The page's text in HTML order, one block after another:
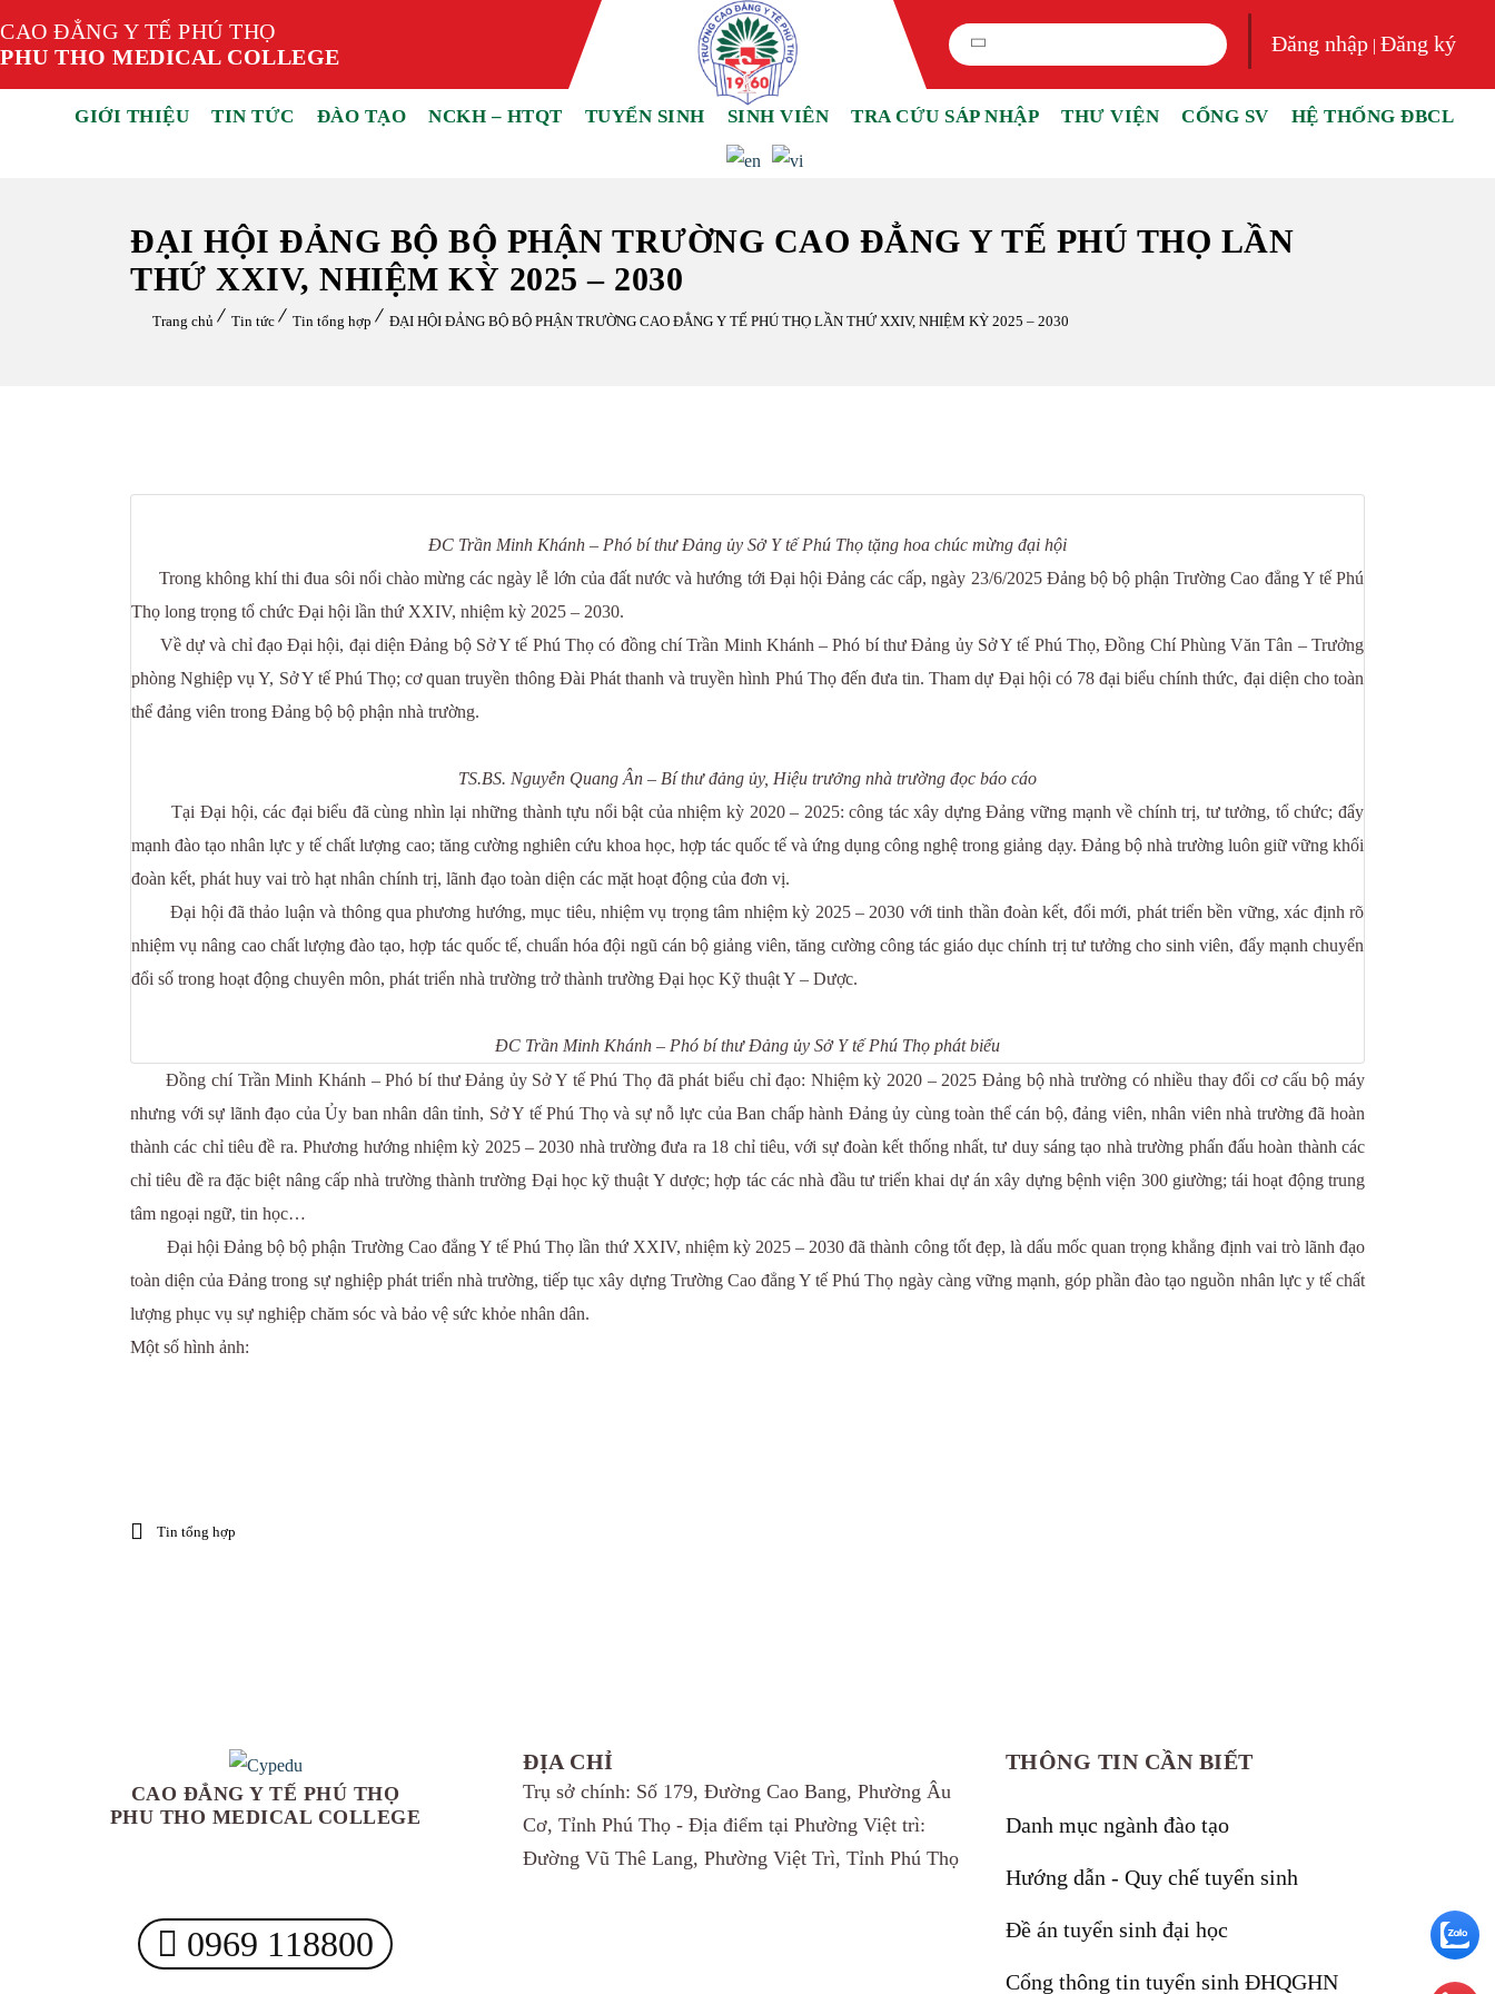
CAO ĐẲNG Y TẾ PHÚ THỌ
PHU THO MEDICAL COLLEGE
Đăng nhập |Đăng ký
GIỚI THIỆU TIN TỨC ĐÀO TẠO NCKH – HTQT TUYỂN SINH SINH VIÊN TRA CỨU SÁP NHẬP THƯ VIỆN CỔNG SV HỆ THỐNG ĐBCL
ĐẠI HỘI ĐẢNG BỘ BỘ PHẬN TRƯỜNG CAO ĐẲNG Y TẾ PHÚ THỌ LẦN
THỨ XXIV, NHIỆM KỲ 2025 – 2030
Trang chủ Tin tức Tin tổng hợp ĐẠI HỘI ĐẢNG BỘ BỘ PHẬN TRƯỜNG CAO ĐẲNG Y TẾ PHÚ THỌ LẦN THỨ XXIV, NHIỆM KỲ 2025 – 2030
ĐC Trần Minh Khánh – Phó bí thư Đảng ủy Sở Y tế Phú Thọ tặng hoa chúc mừng đại hội
Trong không khí thi đua sôi nổi chào mừng các ngày lễ lớn của đất nước và hướng tới Đại hội Đảng các cấp, ngày 23/6/2025 Đảng bộ bộ phận Trường Cao đẳng Y tế Phú
Thọ long trọng tổ chức Đại hội lần thứ XXIV, nhiệm kỳ 2025 – 2030.
Về dự và chỉ đạo Đại hội, đại diện Đảng bộ Sở Y tế Phú Thọ có đồng chí Trần Minh Khánh – Phó bí thư Đảng ủy Sở Y tế Phú Thọ, Đồng Chí Phùng Văn Tân – Trưởng
phòng Nghiệp vụ Y, Sở Y tế Phú Thọ; cơ quan truyền thông Đài Phát thanh và truyền hình Phú Thọ đến đưa tin. Tham dự Đại hội có 78 đại biểu chính thức, đại diện cho toàn
thể đảng viên trong Đảng bộ bộ phận nhà trường.
TS.BS. Nguyễn Quang Ân – Bí thư đảng ủy, Hiệu trưởng nhà trường đọc báo cáo
Tại Đại hội, các đại biểu đã cùng nhìn lại những thành tựu nổi bật của nhiệm kỳ 2020 – 2025: công tác xây dựng Đảng vững mạnh về chính trị, tư tưởng, tổ chức; đẩy
mạnh đào tạo nhân lực y tế chất lượng cao; tăng cường nghiên cứu khoa học, hợp tác quốc tế và ứng dụng công nghệ trong giảng dạy. Đảng bộ nhà trường luôn giữ vững khối
đoàn kết, phát huy vai trò hạt nhân chính trị, lãnh đạo toàn diện các mặt hoạt động của đơn vị.
Đại hội đã thảo luận và thông qua phương hướng, mục tiêu, nhiệm vụ trọng tâm nhiệm kỳ 2025 – 2030 với tinh thần đoàn kết, đổi mới, phát triển bền vững, xác định rõ
nhiệm vụ nâng cao chất lượng đào tạo, hợp tác quốc tế, chuẩn hóa đội ngũ cán bộ giảng viên, tăng cường công tác giáo dục chính trị tư tưởng cho sinh viên, đẩy mạnh chuyển
đổi số trong hoạt động chuyên môn, phát triển nhà trường trở thành trường Đại học Kỹ thuật Y – Dược.
ĐC Trần Minh Khánh – Phó bí thư Đảng ủy Sở Y tế Phú Thọ phát biểu
Đồng chí Trần Minh Khánh – Phó bí thư Đảng ủy Sở Y tế Phú Thọ đã phát biểu chỉ đạo: Nhiệm kỳ 2020 – 2025 Đảng bộ nhà trường có nhiều thay đổi cơ cấu bộ máy
nhưng với sự lãnh đạo của Ủy ban nhân dân tỉnh, Sở Y tế Phú Thọ và sự nỗ lực của Ban chấp hành Đảng ủy cùng toàn thể cán bộ, đảng viên, nhân viên nhà trường đã hoàn
thành các chỉ tiêu đề ra. Phương hướng nhiệm kỳ 2025 – 2030 nhà trường đưa ra 18 chỉ tiêu, với sự đoàn kết thống nhất, tư duy sáng tạo nhà trường phấn đấu hoàn thành các
chỉ tiêu đề ra đặc biệt nâng cấp nhà trường thành trường Đại học kỹ thuật Y dược; hợp tác các nhà đầu tư triển khai dự án xây dựng bệnh viện 300 giường; tái hoạt động trung
tâm ngoại ngữ, tin học…
Đại hội Đảng bộ bộ phận Trường Cao đẳng Y tế Phú Thọ lần thứ XXIV, nhiệm kỳ 2025 – 2030 đã thành công tốt đẹp, là dấu mốc quan trọng khẳng định vai trò lãnh đạo
toàn diện của Đảng trong sự nghiệp phát triển nhà trường, tiếp tục xây dựng Trường Cao đẳng Y tế Phú Thọ ngày càng vững mạnh, góp phần đào tạo nguồn nhân lực y tế chất
lượng phục vụ sự nghiệp chăm sóc và bảo vệ sức khỏe nhân dân.
Một số hình ảnh:
Tin tổng hợp
CAO ĐẲNG Y TẾ PHÚ THỌ
PHU THO MEDICAL COLLEGE
0969 118800
ĐỊA CHỈ
Trụ sở chính: Số 179, Đường Cao Bang, Phường Âu
Cơ, Tỉnh Phú Thọ - Địa điểm tại Phường Việt trì:
Đường Vũ Thê Lang, Phường Việt Trì, Tỉnh Phú Thọ
THÔNG TIN CẦN BIẾT
Danh mục ngành đào tạo
Hướng dẫn - Quy chế tuyển sinh
Đề án tuyển sinh đại học
Cổng thông tin tuyển sinh ĐHQGHN